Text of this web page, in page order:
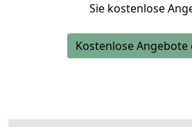
Sie kostenlose
Kostenlose Angebote